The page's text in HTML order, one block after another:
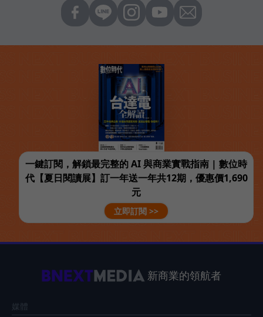
一鍵訂閱，解鎖最完整的 AI 與商業實戰指南 | 數位時
代【夏日閱讀展】訂一年送一年共12期，優惠價1,690
元
立即訂閱 >>
新商業的領航者
媒體